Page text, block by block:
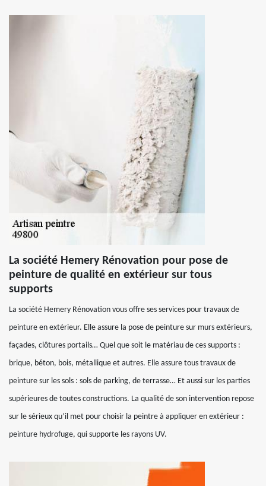
La société Hemery Rénovation pour pose de
peinture de qualité en extérieur sur tous
supports
La société Hemery Rénovation vous offre ses services pour travaux de
peinture en extérieur. Elle assure la pose de peinture sur murs extérieurs,
façades, clôtures portails… Quel que soit le matériau de ces supports :
brique, béton, bois, métallique et autres. Elle assure tous travaux de
peinture sur les sols : sols de parking, de terrasse… Et aussi sur les parties
supérieures de toutes constructions. La qualité de son intervention repose
sur le sérieux qu’il met pour choisir la peintre à appliquer en extérieur :
peinture hydrofuge, qui supporte les rayons UV.